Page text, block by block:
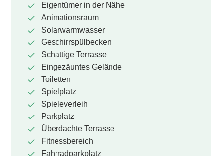
Eigentümer in der Nähe
Animationsraum
Solarwarmwasser
Geschirrspülbecken
Schattige Terrasse
Eingezäuntes Gelände
Toiletten
Spielplatz
Spieleverleih
Parkplatz
Überdachte Terrasse
Fitnessbereich
Fahrradparkplatz